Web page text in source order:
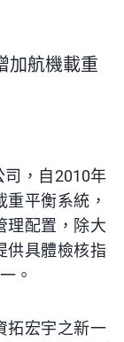
加航機載重
，自2010年
平衡系統，
理配置，除大
供具體檢核指
。
拓宏宇之新一